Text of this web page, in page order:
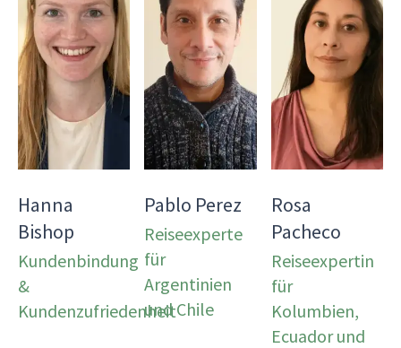
Hanna
Bishop
Kundenbindung
&
Kundenzufriedenheit
Pablo Perez
Reiseexperte
für
Argentinien
und Chile
Rosa
Pacheco
Reiseexpertin
für
Kolumbien,
Ecuador und